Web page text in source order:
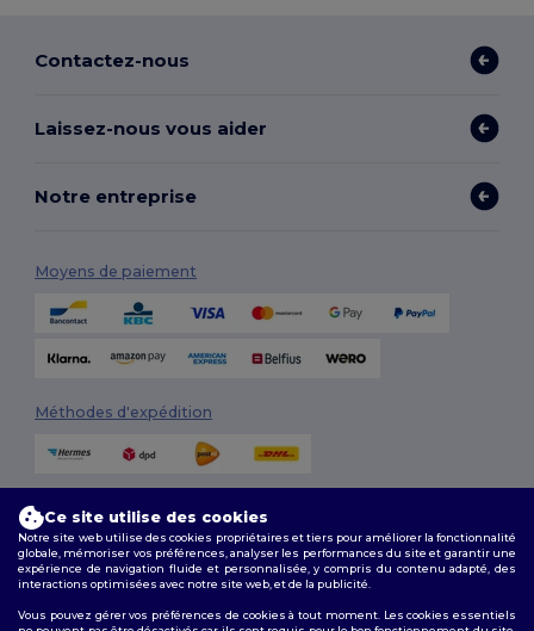
Contactez-nous
Laissez-nous vous aider
Notre entreprise
Moyens de paiement
Méthodes d'expédition
Suivez-nous
Ce site utilise des cookies
Notre site web utilise des cookies propriétaires et tiers pour améliorer la fonctionnalité
globale, mémoriser vos préférences, analyser les performances du site et garantir une
expérience de navigation fluide et personnalisée, y compris du contenu adapté, des
interactions optimisées avec notre site web, et de la publicité.
Vous pouvez gérer vos préférences de cookies à tout moment. Les cookies essentiels